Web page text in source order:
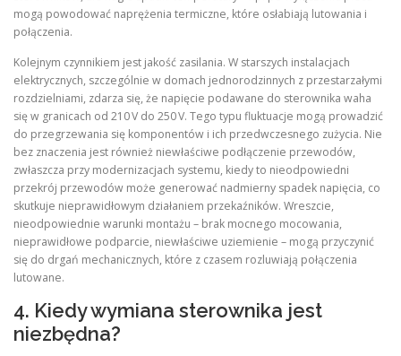
mogą powodować naprężenia termiczne, które osłabiają lutowania i
połączenia.
Kolejnym czynnikiem jest jakość zasilania. W starszych instalacjach
elektrycznych, szczególnie w domach jednorodzinnych z przestarzałymi
rozdzielniami, zdarza się, że napięcie podawane do sterownika waha
się w granicach od 210 V do 250 V. Tego typu fluktuacje mogą prowadzić
do przegrzewania się komponentów i ich przedwczesnego zużycia. Nie
bez znaczenia jest również niewłaściwe podłączenie przewodów,
zwłaszcza przy modernizacjach systemu, kiedy to nieodpowiedni
przekrój przewodów może generować nadmierny spadek napięcia, co
skutkuje nieprawidłowym działaniem przekaźników. Wreszcie,
nieodpowiednie warunki montażu – brak mocnego mocowania,
nieprawidłowe podparcie, niewłaściwe uziemienie – mogą przyczynić
się do drgań mechanicznych, które z czasem rozluwiają połączenia
lutowane.
4. Kiedy wymiana sterownika jest
niezbędna?